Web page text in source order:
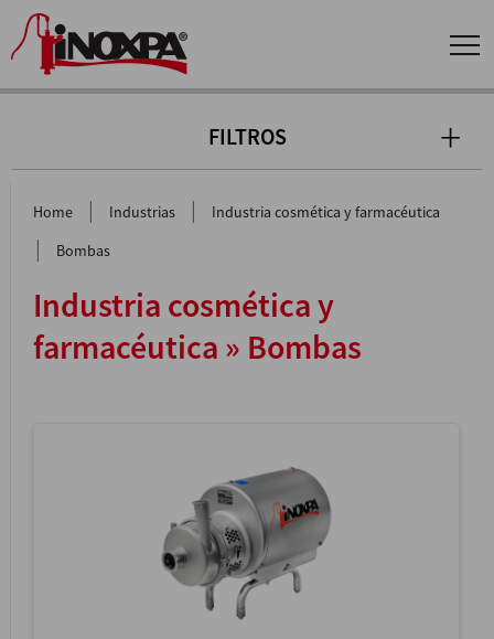
FILTROS
Home | Industrias | Industria cosmética y farmacéutica
| Bombas
Industria cosmética y
farmacéutica » Bombas